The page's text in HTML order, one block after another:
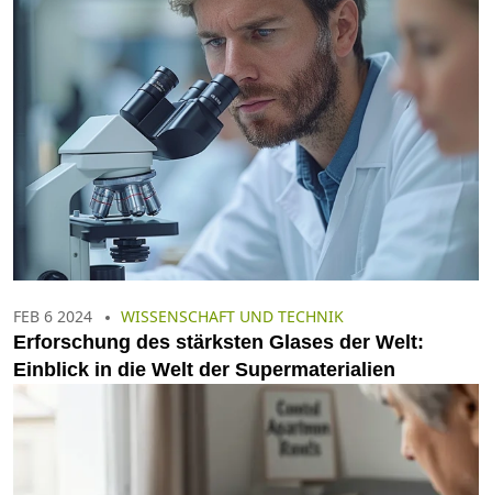
FEB 6 2024 WISSENSCHAFT UND TECHNIK
Erforschung des stärksten Glases der Welt:
Einblick in die Welt der Supermaterialien